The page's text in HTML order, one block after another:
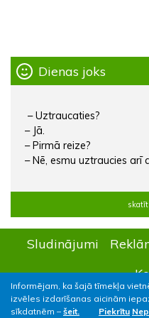
Informējam, ka šajā tīmekļa
izvēles izdarīšanas aicinām
sīkdatnēm – šeit. Piekrītu
Dienas joks
– Uztraucaties?
– Jā.
– Pirmā reize?
– Nē, esmu uztraucies arī
skatīt
Sludinājumi